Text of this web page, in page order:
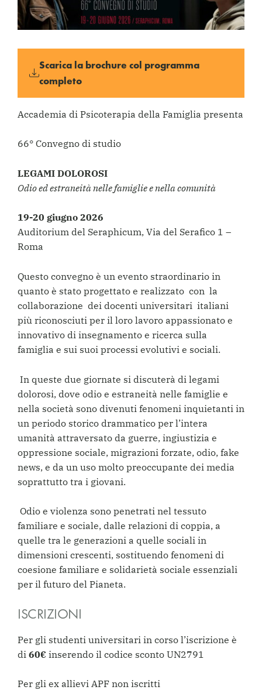
Scarica la brochure col programma
completo
Accademia di Psicoterapia della Famiglia presenta
66° Convegno di studio
LEGAMI DOLOROSI
Odio ed estraneità nelle famiglie e nella comunità
19-20 giugno 2026
Auditorium del Seraphicum, Via del Serafico 1 –
Roma
Questo convegno è un evento straordinario in
quanto è stato progettato e realizzato con la
collaborazione dei docenti universitari italiani
più riconosciuti per il loro lavoro appassionato e
innovativo di insegnamento e ricerca sulla
famiglia e sui suoi processi evolutivi e sociali.
In queste due giornate si discuterà di legami
dolorosi, dove odio e estraneità nelle famiglie e
nella società sono divenuti fenomeni inquietanti in
un periodo storico drammatico per l’intera
umanità attraversato da guerre, ingiustizia e
oppressione sociale, migrazioni forzate, odio, fake
news, e da un uso molto preoccupante dei media
soprattutto tra i giovani.
Odio e violenza sono penetrati nel tessuto
familiare e sociale, dalle relazioni di coppia, a
quelle tra le generazioni a quelle sociali in
dimensioni crescenti, sostituendo fenomeni di
coesione familiare e solidarietà sociale essenziali
per il futuro del Pianeta.
ISCRIZIONI
Per gli studenti universitari in corso l’iscrizione è
di 60€ inserendo il codice sconto UN2791
Per gli ex allievi APF non iscritti